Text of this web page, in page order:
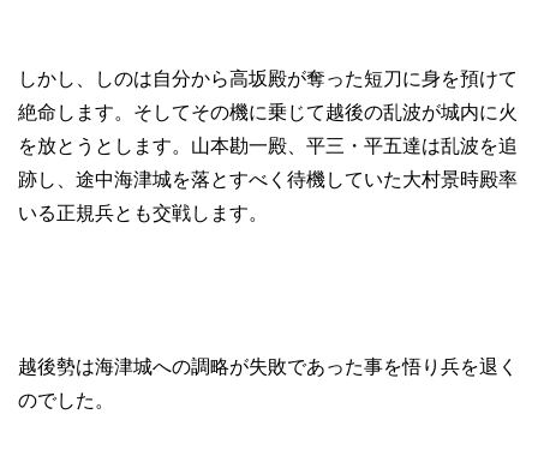
しかし、しのは自分から高坂殿が奪った短刀に身を預けて
絶命します。そしてその機に乗じて越後の乱波が城内に火
を放とうとします。山本勘一殿、平三・平五達は乱波を追
跡し、途中海津城を落とすべく待機していた大村景時殿率
いる正規兵とも交戦します。
越後勢は海津城への調略が失敗であった事を悟り兵を退く
のでした。